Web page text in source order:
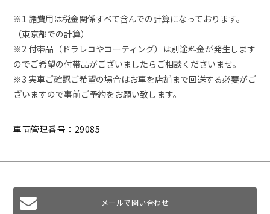
※1 諸費用は税金関係すべて含んでの計算になっております。
（東京都での計算）
※2 付帯品（ドラレコやコーティング）は別途料金が発生します
のでご希望の付帯品がございましたらご相談くださいませ。
※3 実車ご確認ご希望の場合はお車を店舗まで回送する必要がご
ざいますので事前ご予約をお願い致します。
車両管理番号：29085
メールで問い合わせ